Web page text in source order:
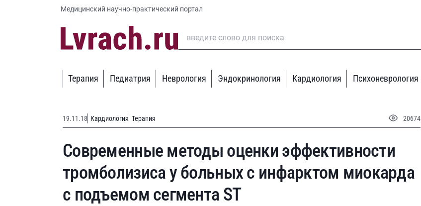
Медицинский научно-практический портал
Терапия Педиатрия Неврология Эндокринология Кардиология Психоневрология
19.11.18 Кардиология Терапия 20674
Современные методы оценки эффективности
тромболизиса у больных с инфарктом миокарда
с подъемом сегмента ST